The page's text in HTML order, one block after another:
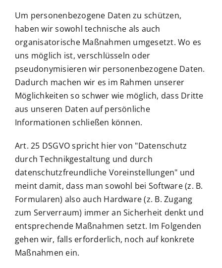
Um personenbezogene Daten zu schützen,
haben wir sowohl technische als auch
organisatorische Maßnahmen umgesetzt. Wo es
uns möglich ist, verschlüsseln oder
pseudonymisieren wir personenbezogene Daten.
Dadurch machen wir es im Rahmen unserer
Möglichkeiten so schwer wie möglich, dass Dritte
aus unseren Daten auf persönliche
Informationen schließen können.
Art. 25 DSGVO spricht hier von "Datenschutz
durch Technikgestaltung und durch
datenschutzfreundliche Voreinstellungen" und
meint damit, dass man sowohl bei Software (z. B.
Formularen) also auch Hardware (z. B. Zugang
zum Serverraum) immer an Sicherheit denkt und
entsprechende Maßnahmen setzt. Im Folgenden
gehen wir, falls erforderlich, noch auf konkrete
Maßnahmen ein.